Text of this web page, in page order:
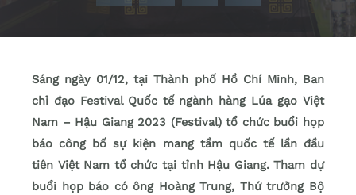
Sáng ngày 01/12, tại Thành phố Hồ Chí Minh, Ban
chỉ đạo Festival Quốc tế ngành hàng Lúa gạo Việt
Nam – Hậu Giang 2023 (Festival) tổ chức buổi họp
báo công bố sự kiện mang tầm quốc tế lần đầu
tiên Việt Nam tổ chức tại tỉnh Hậu Giang. Tham dự
buổi họp báo có ông Hoàng Trung, Thứ trưởng Bộ